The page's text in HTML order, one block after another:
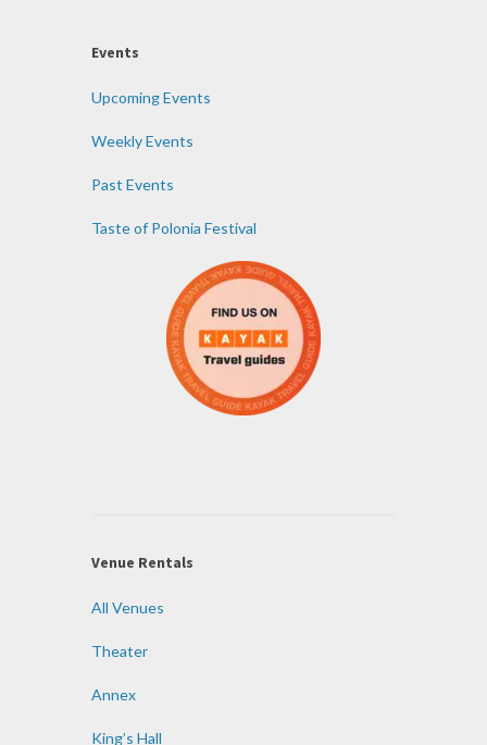
Events
Upcoming Events
Weekly Events
Past Events
Taste of Polonia Festival
Venue Rentals
All Venues
Theater
Annex
King’s Hall